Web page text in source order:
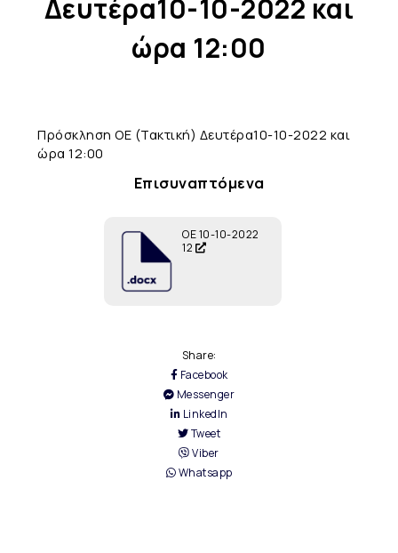
Δευτέρα10-10-2022 και
ώρα 12:00
Πρόσκληση ΟΕ (Τακτική) Δευτέρα10-10-2022 και
ώρα 12:00
Επισυναπτόμενα
ΟΕ 10-10-2022
12
Share:
Facebook
Messenger
LinkedIn
Tweet
Viber
Whatsapp